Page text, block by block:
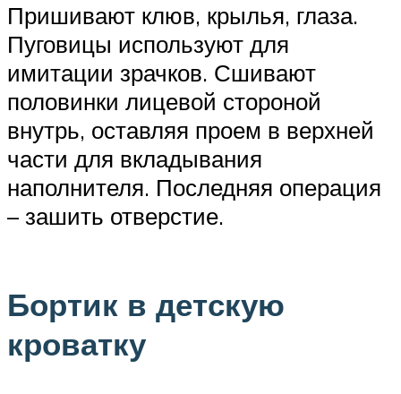
Пришивают клюв, крылья, глаза.
Пуговицы используют для
имитации зрачков. Сшивают
половинки лицевой стороной
внутрь, оставляя проем в верхней
части для вкладывания
наполнителя. Последняя операция
– зашить отверстие.
Бортик в детскую
кроватку